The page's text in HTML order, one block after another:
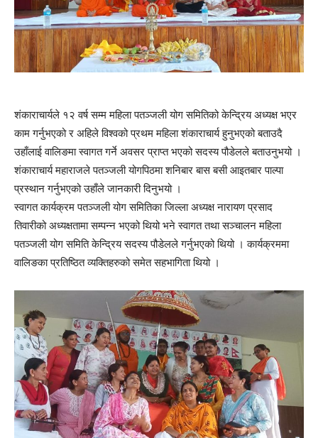
शंकाराचार्यले १२ वर्ष सम्म महिला पतञ्जली योग समितिको केन्द्रिय अध्यक्ष भएर
काम गर्नुभएको र अहिले विश्वको प्रथम महिला शंकाराचार्य हुनुभएको बताउदै
उहाँलाई वालिङमा स्वागत गर्ने अवसर प्राप्त भएको सदस्य पौडेलले बताउनुभयो ।
शंकाराचार्य महाराजले पतञ्जली योगपिठमा शनिबार बास बसी आइतबार पाल्पा
प्रस्थान गर्नुभएको उहाँले जानकारी दिनुभयो ।
स्वागत कार्यक्रम पतञ्जली योग समितिका जिल्ला अध्यक्ष नारायण प्रसाद
तिवारीको अध्यक्षतामा सम्पन्न भएको थियो भने स्वागत तथा सञ्चालन महिला
पतञ्जली योग समिति केन्द्रिय सदस्य पौडेलले गर्नुभएको थियो । कार्यक्रममा
वालिङका प्रतिष्ठित व्यक्तिहरुको समेत सहभागिता थियो ।